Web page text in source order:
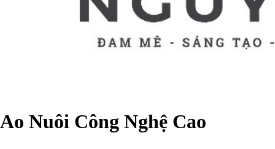
Ao Nuôi Công Nghệ Cao